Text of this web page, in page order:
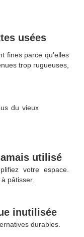
usées
fines parce qu’elles
trop rugueuses,
du vieux
utilisé
votre espace.
pâtisser.
inutilisée
durables.